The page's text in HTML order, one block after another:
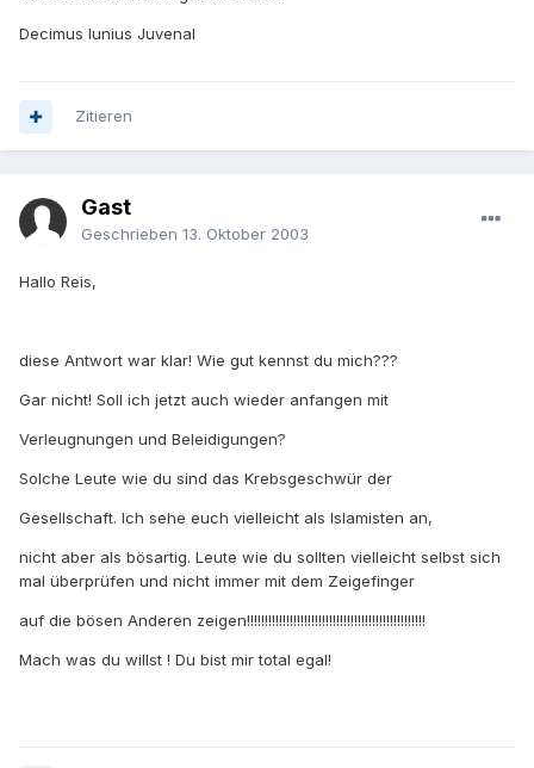
Decimus Iunius Juvenal
Zitieren
Gast
Geschrieben 13. Oktober 2003
Hallo Reis,
diese Antwort war klar! Wie gut kennst du mich???
Gar nicht! Soll ich jetzt auch wieder anfangen mit
Verleugnungen und Beleidigungen?
Solche Leute wie du sind das Krebsgeschwür der
Gesellschaft. Ich sehe euch vielleicht als Islamisten an,
nicht aber als bösartig. Leute wie du sollten vielleicht selbst sich
mal überprüfen und nicht immer mit dem Zeigefinger
auf die bösen Anderen zeigen!!!!!!!!!!!!!!!!!!!!!!!!!!!!!!!!!!!!!!!!!!!!!!!!!!
Mach was du willst ! Du bist mir total egal!